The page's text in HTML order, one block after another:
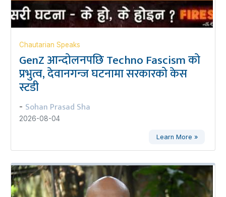
Chautarian Speaks
GenZ आन्दोलनपछि Techno Fascism को
प्रभुत्व, देवानगन्ज घटनामा सरकारको केस
स्टडी
- Sohan Prasad Sha
2026-08-04
Learn More »